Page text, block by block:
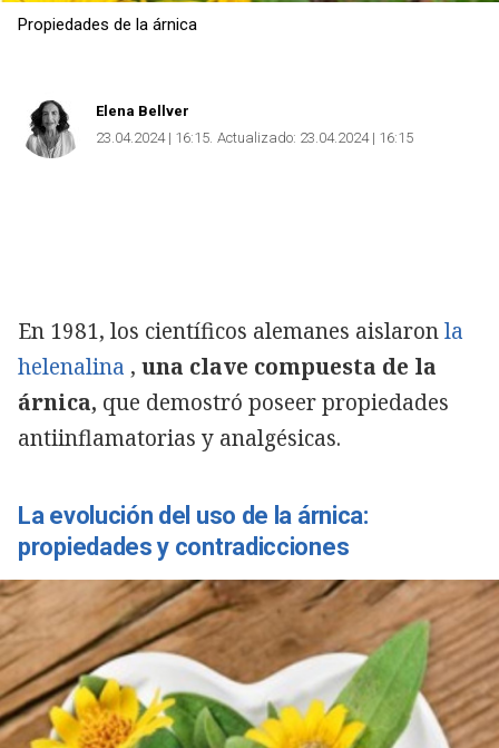
Propiedades de la árnica
Elena Bellver
23.04.2024 | 16:15 Actualizado: 23.04.2024 | 16:15
En 1981, los científicos alemanes aislaronla
helenalina , una clave compuesta de la
árnica, que demostró poseer propiedades
antiinflamatorias y analgésicas.
La evolución del uso de la árnica:
propiedades y contradicciones